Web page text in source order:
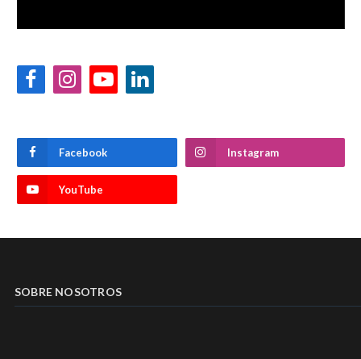
FacebookInstagramYouTubeLinkedIn
Facebook Instagram
YouTube
SOBRE NOSOTROS